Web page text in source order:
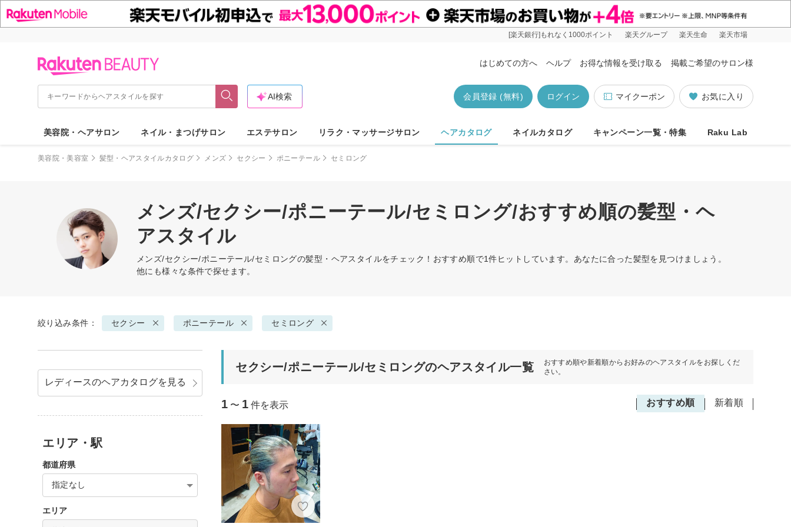
[楽天銀行]もれなく1000ポイント 楽天グループ 楽天生命 楽天市場
はじめての方へ ヘルプ お得な情報を受け取る 掲載ご希望のサロン様
お気に入り
マイクーポン
ログイン
会員登録 (無料)
AI検索
美容院・ヘアサロン ネイル・まつげサロン エステサロン リラク・マッサージサロン ヘアカタログ ネイルカタログ キャンペーン一覧・特集 Raku Lab
美容院・美容室 髪型・ヘアスタイルカタログ メンズ セクシー ポニーテール セミロング
メンズ/セクシー/ポニーテール/セミロング/おすすめ順の髪型・ヘ
アスタイル
メンズ/セクシー/ポニーテール/セミロングの髪型・ヘアスタイルをチェック！おすすめ順で1件ヒットしています。あなたに合った髪型を見つけましょう。
他にも様々な条件で探せます。
絞り込み条件： セクシー ポニーテール セミロング
セクシー/ポニーテール/セミロングのヘアスタイル一覧
おすすめ順や新着順からお好みのヘアスタイルをお探しくだ
さい。
おすすめ順 新着順
1 〜 1 件を表示
レディースのヘアカタログを見る
エリア・駅
都道府県
指定なし
エリア